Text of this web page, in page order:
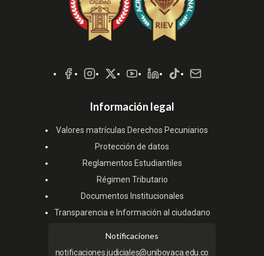
Sociales
Información legal
Valores matrículas Derechos Pecuniarios
Protección de datos
Reglamentos Estudiantiles
Régimen Tributario
Documentos Institucionales
Transparencia e Información al ciudadano
Notificaciones
notificaciones.judiciales@uniboyaca.edu.co